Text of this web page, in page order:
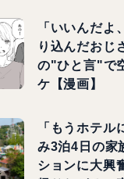
「いいんだよ
り込んだおじ
の"ひと言"で
ケ【漫画】
「もうホテル
み3泊4日の家
ションに大興